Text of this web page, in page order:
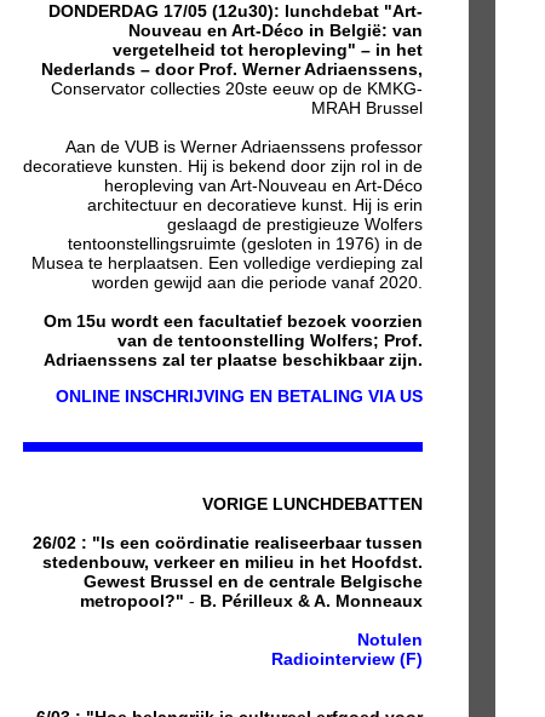
DONDERDAG 17/05 (12u30): lunchdebat "Art-
Nouveau en Art-Déco in België: van
vergetelheid tot heropleving" – in het
Nederlands – door Prof. Werner Adriaenssens,
Conservator collecties 20ste eeuw op de KMKG-
MRAH Brussel
Aan de VUB is Werner Adriaenssens professor
decoratieve kunsten. Hij is bekend door zijn rol in de
heropleving van Art-Nouveau en Art-Déco
architectuur en decoratieve kunst. Hij is erin
geslaagd de prestigieuze Wolfers
tentoonstellingsruimte (gesloten in 1976) in de
Musea te herplaatsen. Een volledige verdieping zal
worden gewijd aan die periode vanaf 2020.
Om 15u wordt een facultatief bezoek voorzien
van de tentoonstelling Wolfers; Prof.
Adriaenssens zal ter plaatse beschikbaar zijn.
ONLINE INSCHRIJVING EN BETALING VIA US
VORIGE LUNCHDEBATTEN
26/02 : "Is een coördinatie realiseerbaar tussen
stedenbouw, verkeer en milieu in het Hoofdst.
Gewest Brussel en de centrale Belgische
metropool?" - B. Périlleux & A. Monneaux
Notulen
Radiointerview (F)